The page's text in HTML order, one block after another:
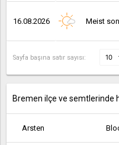
16.08.2026 Meist
Sayfa başına satır sayısı:
Bremen ilçe ve semtlerinde
Arsten